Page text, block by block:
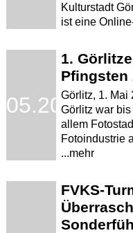
Kulturstadt
ist eine
1.
Pfingsten
Görlitz, 1. Mai
Görlitz war
allem
Fotoindustrie
...mehr
FVKS-